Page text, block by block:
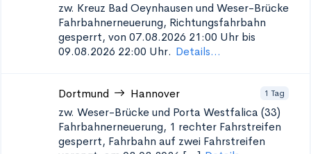
zw. Kreuz Bad Oeynhausen und Weser-Brücke
Fahrbahnerneuerung, Richtungsfahrbahn
gesperrt, von 07.08.2026 21:00 Uhr bis
09.08.2026 22:00 Uhr. Details...
Dortmund Hannover 1 Tag
zw. Weser-Brücke und Porta Westfalica (33)
Fahrbahnerneuerung, 1 rechter Fahrstreifen
gesperrt, Fahrbahn auf zwei Fahrstreifen